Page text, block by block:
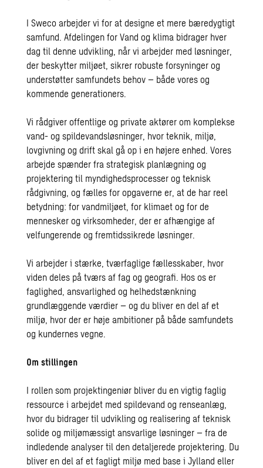
I Sweco arbejder vi for at designe et mere bæredygtigt
samfund. Afdelingen for Vand og klima bidrager hver
dag til denne udvikling, når vi arbejder med løsninger,
der beskytter miljøet, sikrer robuste forsyninger og
understøtter samfundets behov – både vores og
kommende generationers.
Vi rådgiver offentlige og private aktører om komplekse
vand- og spildevandsløsninger, hvor teknik, miljø,
lovgivning og drift skal gå op i en højere enhed. Vores
arbejde spænder fra strategisk planlægning og
projektering til myndighedsprocesser og teknisk
rådgivning, og fælles for opgaverne er, at de har reel
betydning: for vandmiljøet, for klimaet og for de
mennesker og virksomheder, der er afhængige af
velfungerende og fremtidssikrede løsninger.
Vi arbejder i stærke, tværfaglige fællesskaber, hvor
viden deles på tværs af fag og geografi. Hos os er
faglighed, ansvarlighed og helhedstænkning
grundlæggende værdier – og du bliver en del af et
miljø, hvor der er høje ambitioner på både samfundets
og kundernes vegne.
Om stillingen
I rollen som projektingeniør bliver du en vigtig faglig
ressource i arbejdet med spildevand og renseanlæg,
hvor du bidrager til udvikling og realisering af teknisk
solide og miljømæssigt ansvarlige løsninger – fra de
indledende analyser til den detaljerede projektering. Du
bliver en del af et fagligt miljø med base i Jylland eller